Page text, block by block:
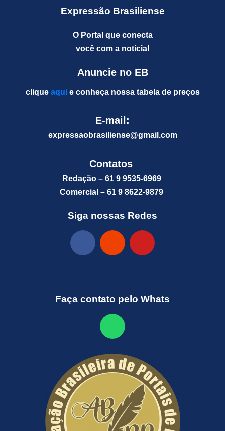
Expressão Brasiliense
O Portal que conecta
você com a notícia!
Anuncie no EB
clique aquie conheça nossa tabela de preços
E-mail:
expressaobrasiliense@gmail.com
Contatos
Redação – 61 9 9535-6969
Comercial – 61 9 8622-9879
Siga nossas Redes
Faça contato pelo Whats